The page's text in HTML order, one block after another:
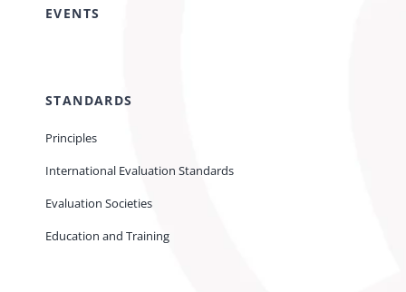
EVENTS
STANDARDS
Principles
International Evaluation Standards
Evaluation Societies
Education and Training